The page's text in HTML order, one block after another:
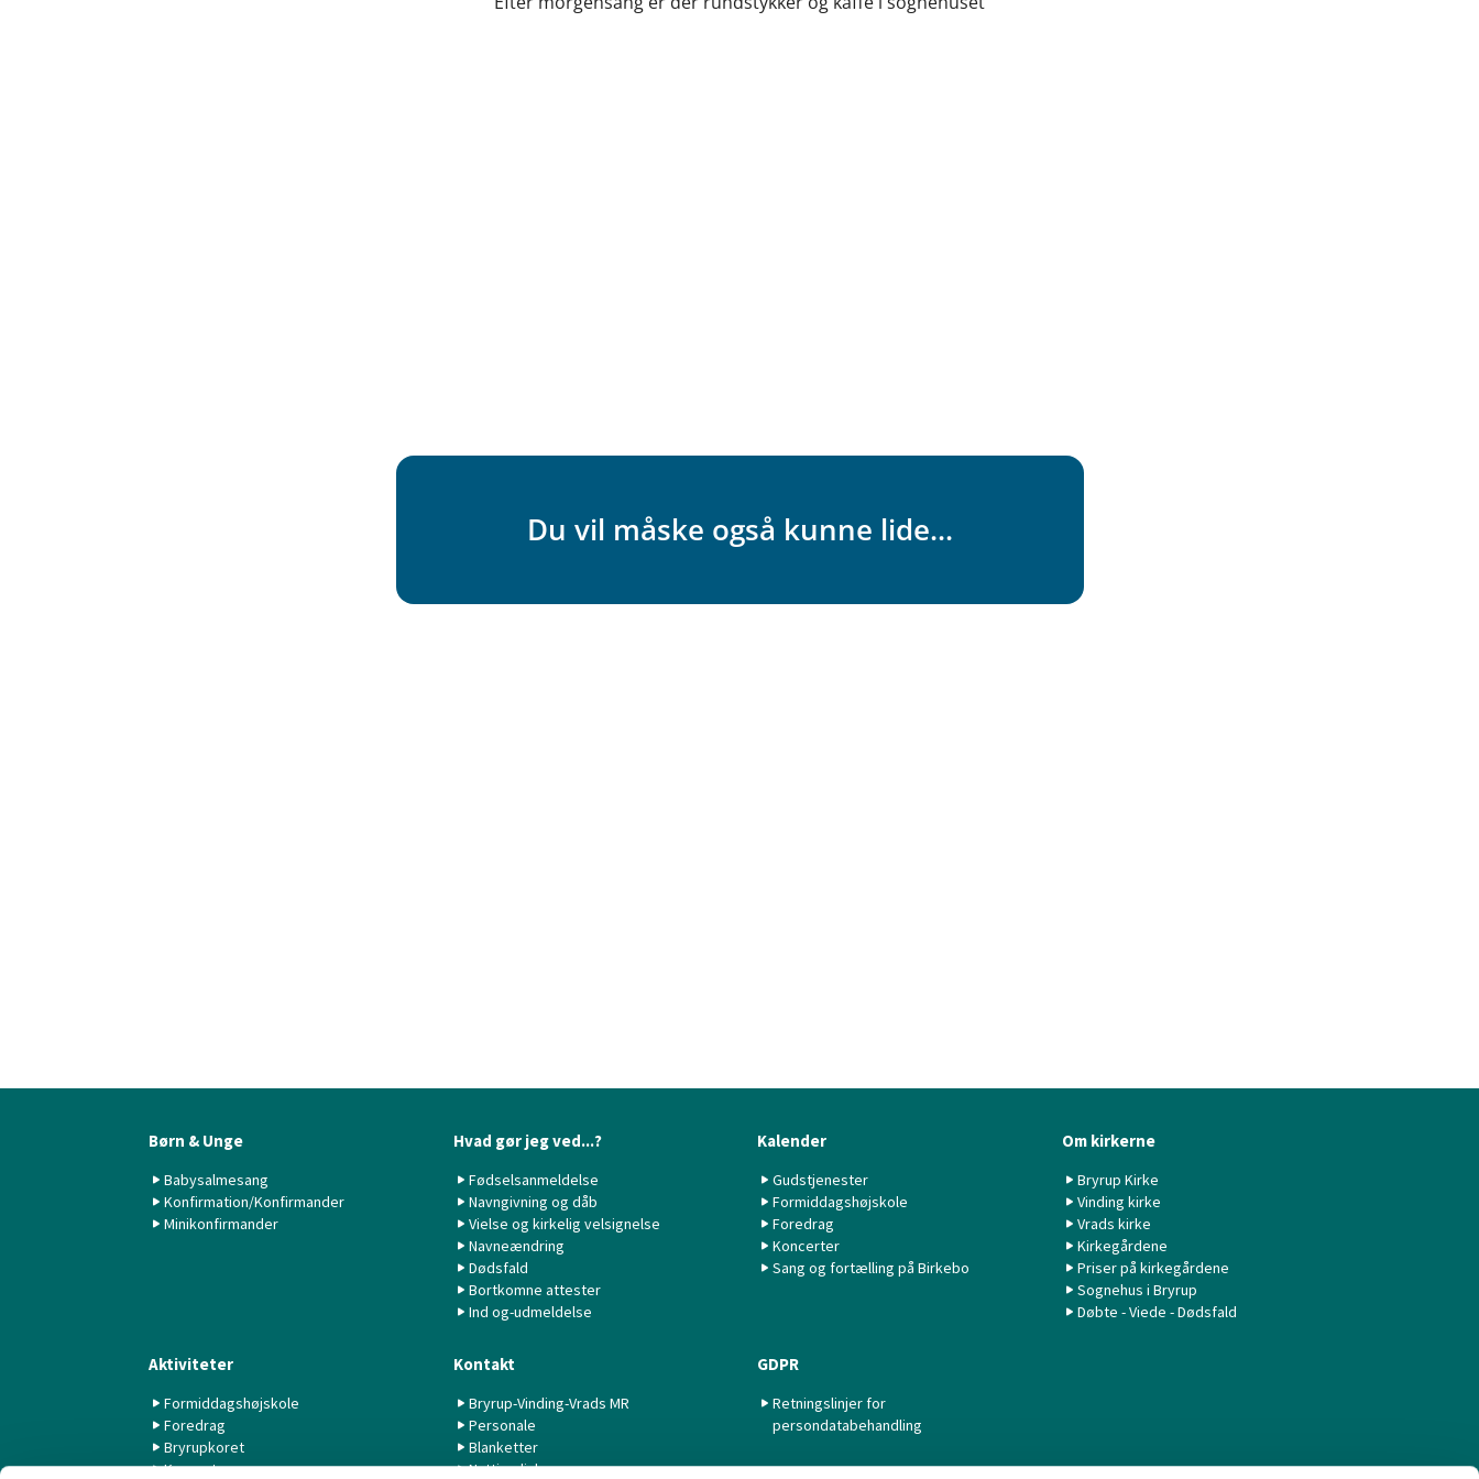
Du vil måske også kunne lide...
Børn & Unge
Babysalmesang
Konfirmation/Konfirmander
Minikonfirmander
Hvad gør jeg ved...?
Fødselsanmeldelse
Navngivning og dåb
Vielse og kirkelig velsignelse
Navneændring
Dødsfald
Bortkomne attester
Ind og-udmeldelse
Kalender
Gudstjenester
Formiddagshøjskole
Foredrag
Koncerter
Sang og fortælling på Birkebo
Om kirkerne
Bryrup Kirke
Vinding kirke
Vrads kirke
Kirkegårdene
Priser på kirkegårdene
Sognehus i Bryrup
Døbte - Viede - Dødsfald
Aktiviteter
Formiddagshøjskole
Foredrag
Bryrupkoret
Koncerter
Kontakt
Bryrup-Vinding-Vrads MR
Personale
Blanketter
Nyttige links
GDPR
Retningslinjer for
persondatabehandling